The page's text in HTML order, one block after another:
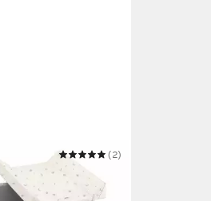
Badewanne mit
Idro Baby Estraibile
(2)